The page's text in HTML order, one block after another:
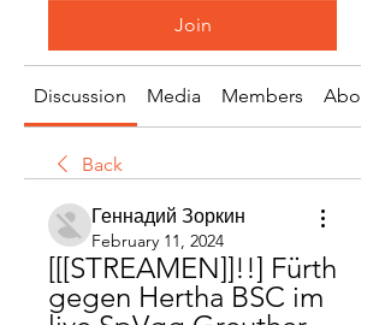
Join
Discussion Media Members About
Back
Геннадий Зоркин
February 11, 2024
[[[STREAMEN]]!!] Fürth
gegen Hertha BSC im